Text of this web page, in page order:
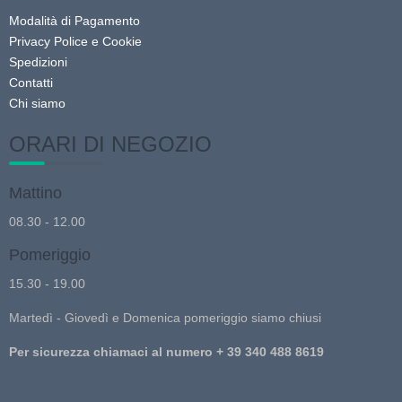
Modalità di Pagamento
Privacy Police e Cookie
Spedizioni
Contatti
Chi siamo
ORARI DI NEGOZIO
Mattino
08.30 - 12.00
Pomeriggio
15.30 - 19.00
Martedì - Giovedì e Domenica pomeriggio siamo chiusi
Per sicurezza chiamaci al numero + 39 340 488 8619